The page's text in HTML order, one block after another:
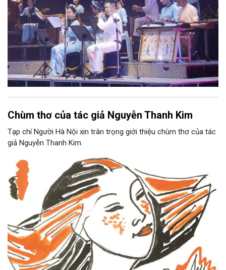
Chùm thơ của tác giả Nguyễn Thanh Kim
Tạp chí Người Hà Nội xin trân trọng giới thiệu chùm thơ của tác
giả Nguyễn Thanh Kim.